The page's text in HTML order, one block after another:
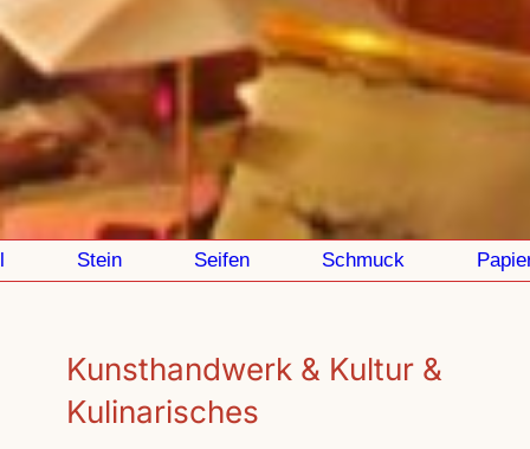
Stein Seifen Schmuck Papier
Kunsthandwerk & Kultur &
Kulinarisches